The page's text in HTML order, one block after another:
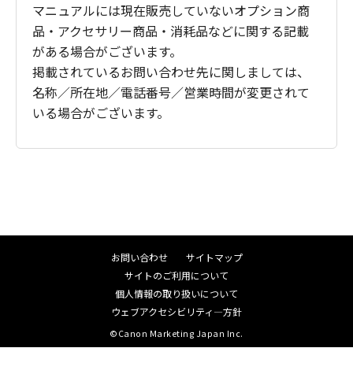
マニュアルには現在販売していないオプション商
品・アクセサリー商品・消耗品などに関する記載
がある場合がございます。
掲載されているお問い合わせ先に関しましては、
名称／所在地／電話番号／営業時間が変更されて
いる場合がございます。
お問い合わせ
サイトマップ
サイトのご利用について
個人情報の取り扱いについて
ウェブアクセシビリティ―方針
©Canon Marketing Japan Inc.